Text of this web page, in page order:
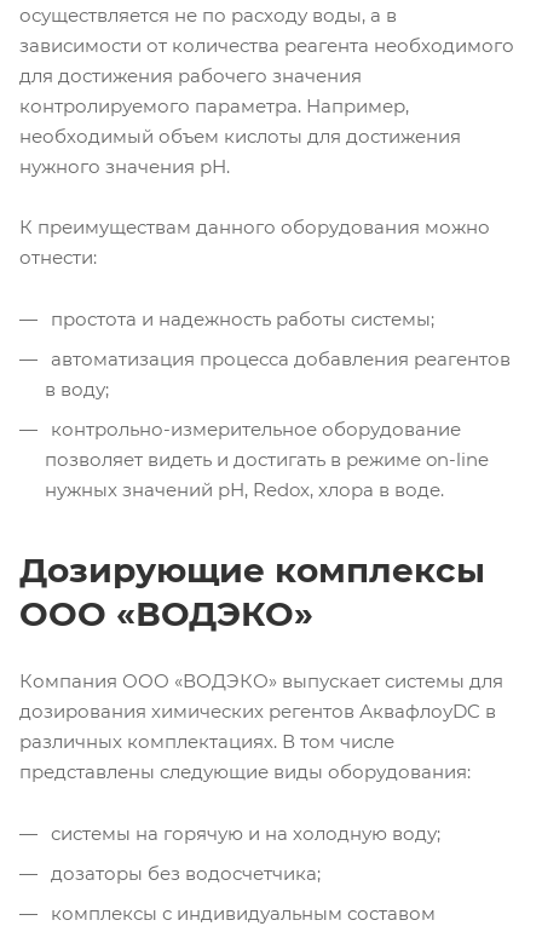
осуществляется не по расходу воды, а в
зависимости от количества реагента необходимого
для достижения рабочего значения
контролируемого параметра. Например,
необходимый объем кислоты для достижения
нужного значения рН.
К преимуществам данного оборудования можно
отнести:
простота и надежность работы системы;
автоматизация процесса добавления реагентов
в воду;
контрольно-измерительное оборудование
позволяет видеть и достигать в режиме on-line
нужных значений рН, Redox, хлора в воде.
Дозирующие комплексы
ООО «ВОДЭКО»
Компания ООО «ВОДЭКО» выпускает системы для
дозирования химических регентов АквафлоуDC в
различных комплектациях. В том числе
представлены следующие виды оборудования:
системы на горячую и на холодную воду;
дозаторы без водосчетчика;
комплексы с индивидуальным составом